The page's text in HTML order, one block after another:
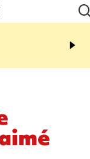
et Turquie scellent un